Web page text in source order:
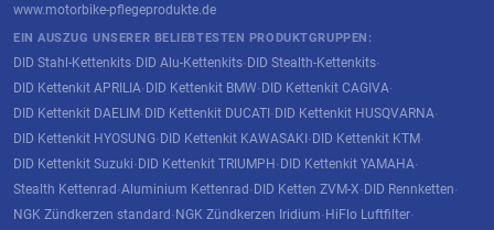
www.motorbike-pflegeprodukte.de
EIN AUSZUG UNSERER BELIEBTESTEN PRODUKTGRUPPEN:
DID Stahl-Kettenkits· DID Alu-Kettenkits· DID Stealth-Kettenkits·
DID Kettenkit APRILIA· DID Kettenkit BMW· DID Kettenkit CAGIVA·
DID Kettenkit DAELIM· DID Kettenkit DUCATI· DID Kettenkit HUSQVARNA·
DID Kettenkit HYOSUNG· DID Kettenkit KAWASAKI· DID Kettenkit KTM·
DID Kettenkit Suzuki· DID Kettenkit TRIUMPH· DID Kettenkit YAMAHA·
Stealth Kettenrad·Aluminium Kettenrad· DID Ketten ZVM-X· DID Rennketten·
NGK Zündkerzen standard· NGK Zündkerzen Iridium· HiFlo Luftfilter·